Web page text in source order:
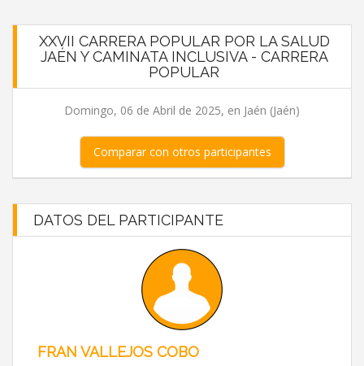
XXVII CARRERA POPULAR POR LA SALUD
JAÉN Y CAMINATA INCLUSIVA - CARRERA
POPULAR
Domingo, 06 de Abril de 2025, en Jaén (Jaén)
Comparar con otros participantes
DATOS DEL PARTICIPANTE
FRAN VALLEJOS COBO